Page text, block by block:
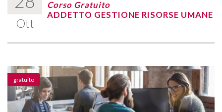
Ott
Corso Gratuito
ADDETTO GESTIONE RISORSE UMANE
gratuito